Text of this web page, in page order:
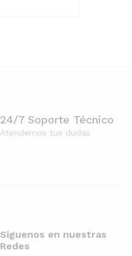
24/7 Soporte Técnico
Atendemos tus dudas
Siguenos en nuestras
Redes